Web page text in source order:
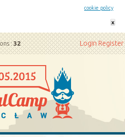
cookie policy
x
:32 LoginRegister